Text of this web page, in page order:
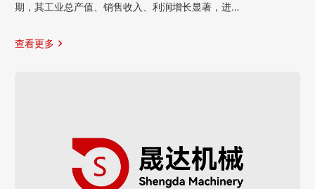
期，其工业总产值、销售收入、利润增长显著，进…
查看更多